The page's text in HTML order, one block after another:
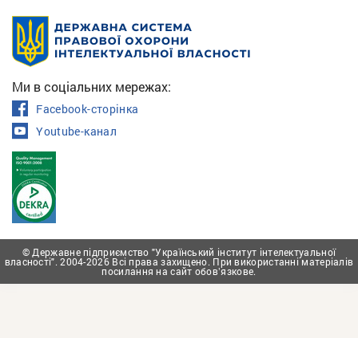
Ми в соціальних мережах:
Facebook-сторінка
Youtube-канал
© Державне підприємство "Український інститут інтелектуальної
власності". 2004-2026 Всі права захищено. При використанні матеріалів
посилання на сайт обовʼязкове.